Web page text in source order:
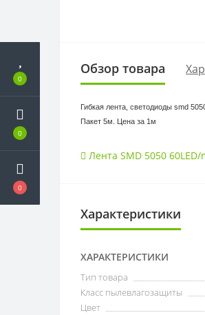
0
0
0
Обзор товара
Гибкая лента, светодиоды smd
Пакет 5м. Цена за 1м
Лента SMD 5050 60LED/
Характеристики
ХАРАКТЕРИСТИКИ
Тип товара
Класс пылевлагозащиты
Цвет